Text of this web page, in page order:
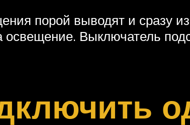
порой выводят и сразу
освещение. Выключатель